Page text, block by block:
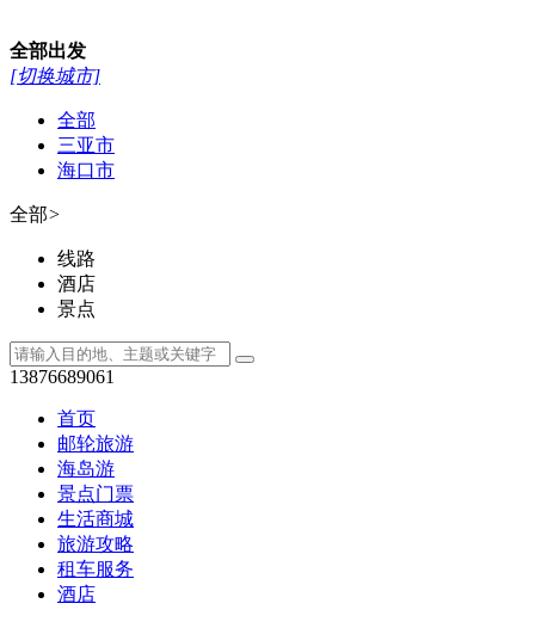
全部出发
[切换城市]
全部
三亚市
海口市
全部>
线路
酒店
景点
13876689061
首页
邮轮旅游
海岛游
景点门票
生活商城
旅游攻略
租车服务
酒店